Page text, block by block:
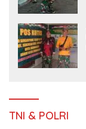
TNI & POLRI